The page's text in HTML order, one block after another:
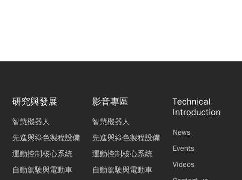
研究與發展
智慧機器人
先進與綠色製程設備
運動控制核心系統
自動駕駛與電動車
影音專區
智慧機器人
先進與綠色製程設備
運動控制核心系統
自動駕駛與電動車
Technical
Introduction
News
Events
Videos